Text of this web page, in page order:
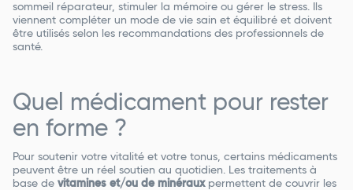
sommeil réparateur, stimuler la mémoire ou gérer le stress. Ils
viennent compléter un mode de vie sain et équilibré et doivent
être utilisés selon les recommandations des professionnels de
santé.
Quel médicament pour rester
en forme ?
Pour soutenir votre vitalité et votre tonus, certains médicaments
peuvent être un réel soutien au quotidien. Les traitements à
base de vitamines et/ou de minérauxpermettent de couvrir les